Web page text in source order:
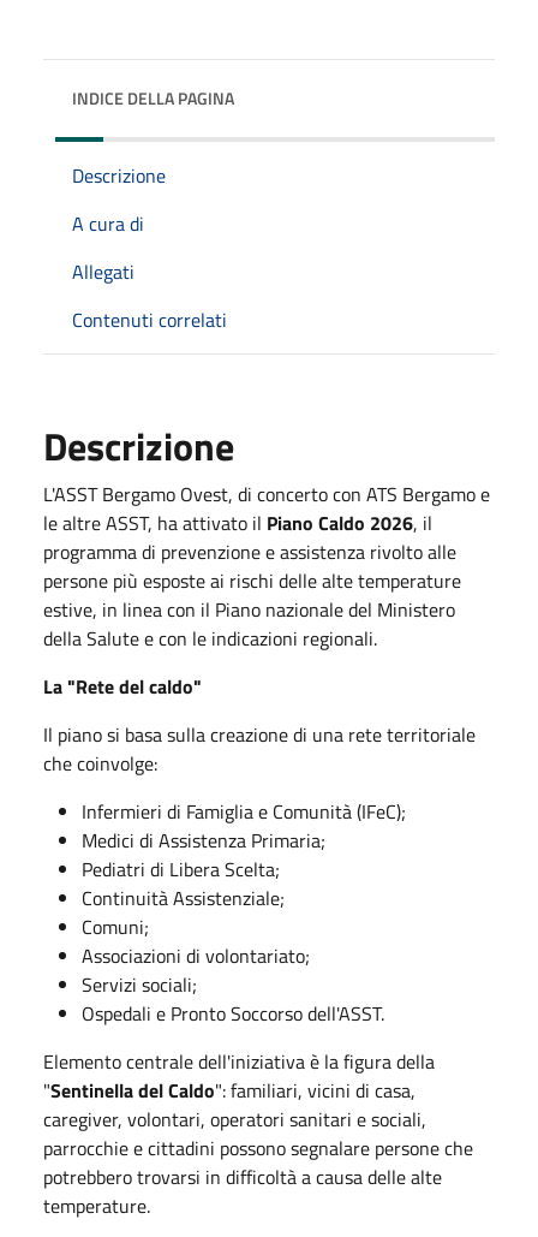
INDICE DELLA PAGINA
Descrizione
A cura di
Allegati
Contenuti correlati
Descrizione
L'ASST Bergamo Ovest, di concerto con ATS Bergamo e
le altre ASST, ha attivato il Piano Caldo 2026, il
programma di prevenzione e assistenza rivolto alle
persone più esposte ai rischi delle alte temperature
estive, in linea con il Piano nazionale del Ministero
della Salute e con le indicazioni regionali.
La "Rete del caldo"
Il piano si basa sulla creazione di una rete territoriale
che coinvolge:
Infermieri di Famiglia e Comunità (IFeC);
Medici di Assistenza Primaria;
Pediatri di Libera Scelta;
Continuità Assistenziale;
Comuni;
Associazioni di volontariato;
Servizi sociali;
Ospedali e Pronto Soccorso dell'ASST.
Elemento centrale dell'iniziativa è la figura della
"Sentinella del Caldo": familiari, vicini di casa,
caregiver, volontari, operatori sanitari e sociali,
parrocchie e cittadini possono segnalare persone che
potrebbero trovarsi in difficoltà a causa delle alte
temperature.